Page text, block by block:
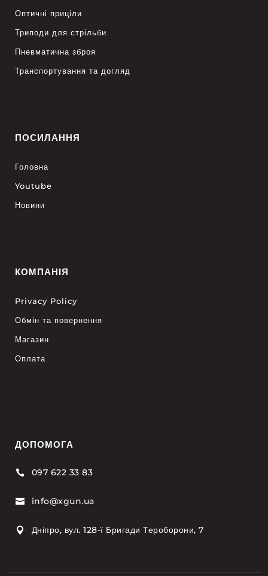
Оптичні приціли
Триподи для стрільби
Пневматична зброя
Транспортування та догляд
ПОСИЛАННЯ
Головна
Youtube
Новини
КОМПАНІЯ
Privacy Policy
Обмін та повернення
Магазин
Оплата
ДОПОМОГА
 097 622 33 83
 info@xgun.ua
 Дніпро, вул. 128-ї Бригади Тероборони, 7